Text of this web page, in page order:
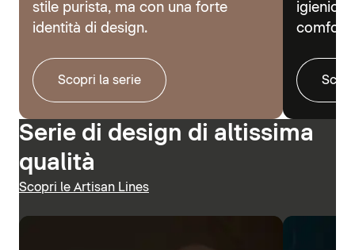
stile purista, ma con una forte
identità di design.
Scopri la serie
igienici
comfort.
Serie di design di altissima
qualità
Scopri le Artisan Lines